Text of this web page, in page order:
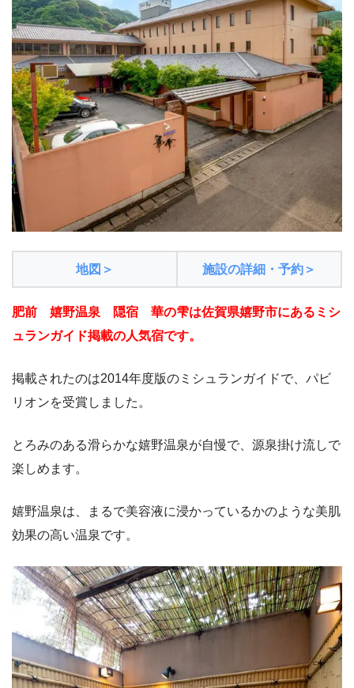
地図＞ 施設の詳細・予約＞
肥前 嬉野温泉 隠宿 華の雫は佐賀県嬉野市にあるミシ
ュランガイド掲載の人気宿です。
掲載されたのは2014年度版のミシュランガイドで、パビ
リオンを受賞しました。
とろみのある滑らかな嬉野温泉が自慢で、源泉掛け流しで
楽しめます。
嬉野温泉は、まるで美容液に浸かっているかのような美肌
効果の高い温泉です。